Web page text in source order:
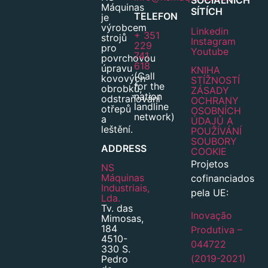
Máquinas
je
výrobcem
strojů
pro
povrchovou
úpravu
kovových
obrobků,
odstraňování
otřepů
a
leštění.
ADDRESS
NS
Máquinas
Industriais,
Lda.
Tv. das
Mimosas,
184
4510-
330 S.
Pedro
TELEFON
+ 351
229
741
618
(Call
for the
nation
landline
network)
SÍTÍCH
Linkedin
Instagram
Youtube
KNIHA
STÍŽNOSTÍ
ZÁSADY
OCHRANY
OSOBNÍCH
ÚDAJŮ A
POUŽÍVÁNÍ
SOUBORY
COOKIE
Projetos
cofinanciados
pela UE:
Inovação
Produtiva –
044722
(2019-2021)